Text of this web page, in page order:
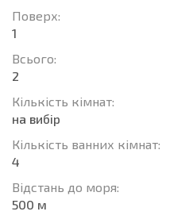
Поверх:
1
Всього:
2
Кількість кімнат:
на вибір
Кількість ванних кімнат:
4
Відстань до моря:
500 м